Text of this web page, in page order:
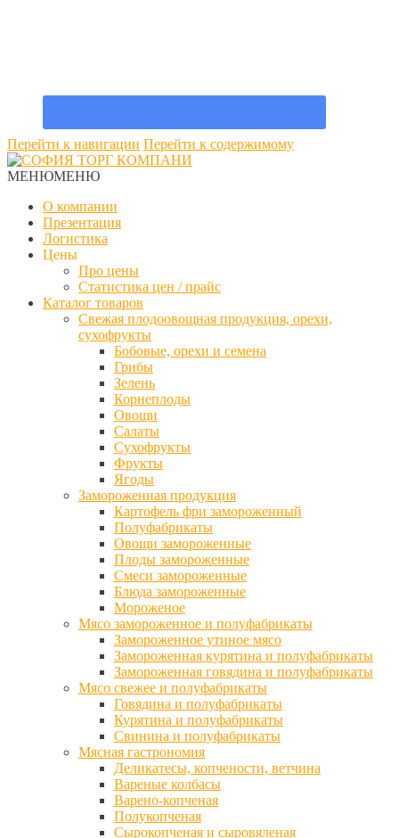
Перейти к навигации Перейти к содержимому
МЕНЮМЕНЮ
О компании
Презентация
Логистика
Цены
Про цены
Статистика цен / прайс
Каталог товаров
Свежая плодоовощная продукция, орехи,
сухофрукты
Бобовые, орехи и семена
Грибы
Зелень
Корнеплоды
Овощи
Салаты
Сухофрукты
Фрукты
Ягоды
Замороженная продукция
Картофель фри замороженный
Полуфабрикаты
Овощи замороженные
Плоды замороженные
Смеси замороженные
Блюда замороженные
Мороженое
Мясо замороженное и полуфабрикаты
Замороженное утиное мясо
Замороженная курятина и полуфабрикаты
Замороженная говядина и полуфабрикаты
Мясо свежее и полуфабрикаты
Говядина и полуфабрикаты
Курятина и полуфабрикаты
Свинина и полуфабрикаты
Мясная гастрономия
Деликатесы, копчености, ветчина
Вареные колбасы
Варено-копченая
Полукопченая
Сырокопченая и сыровяленая